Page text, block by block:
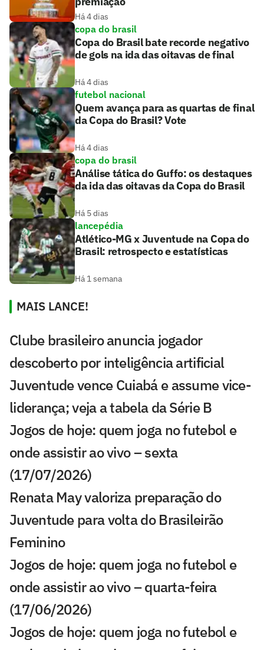
Há 4 dias
copa do brasil
Copa do Brasil bate recorde negativo
de gols na ida das oitavas de final
Há 4 dias
futebol nacional
Quem avança para as quartas de final
da Copa do Brasil? Vote
Há 4 dias
copa do brasil
Análise tática do Guffo: os destaques
da ida das oitavas da Copa do Brasil
Há 5 dias
lancepédia
Atlético-MG x Juventude na Copa do
Brasil: retrospecto e estatísticas
Há 1 semana
MAIS LANCE!
Clube brasileiro anuncia jogador
descoberto por inteligência artificial
Juventude vence Cuiabá e assume vice-
liderança; veja a tabela da Série B
Jogos de hoje: quem joga no futebol e
onde assistir ao vivo – sexta
(17/07/2026)
Renata May valoriza preparação do
Juventude para volta do Brasileirão
Feminino
Jogos de hoje: quem joga no futebol e
onde assistir ao vivo – quarta-feira
(17/06/2026)
Jogos de hoje: quem joga no futebol e